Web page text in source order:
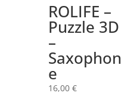
ROLIFE –
Puzzle 3D
–
Saxophon
e
16,00 €